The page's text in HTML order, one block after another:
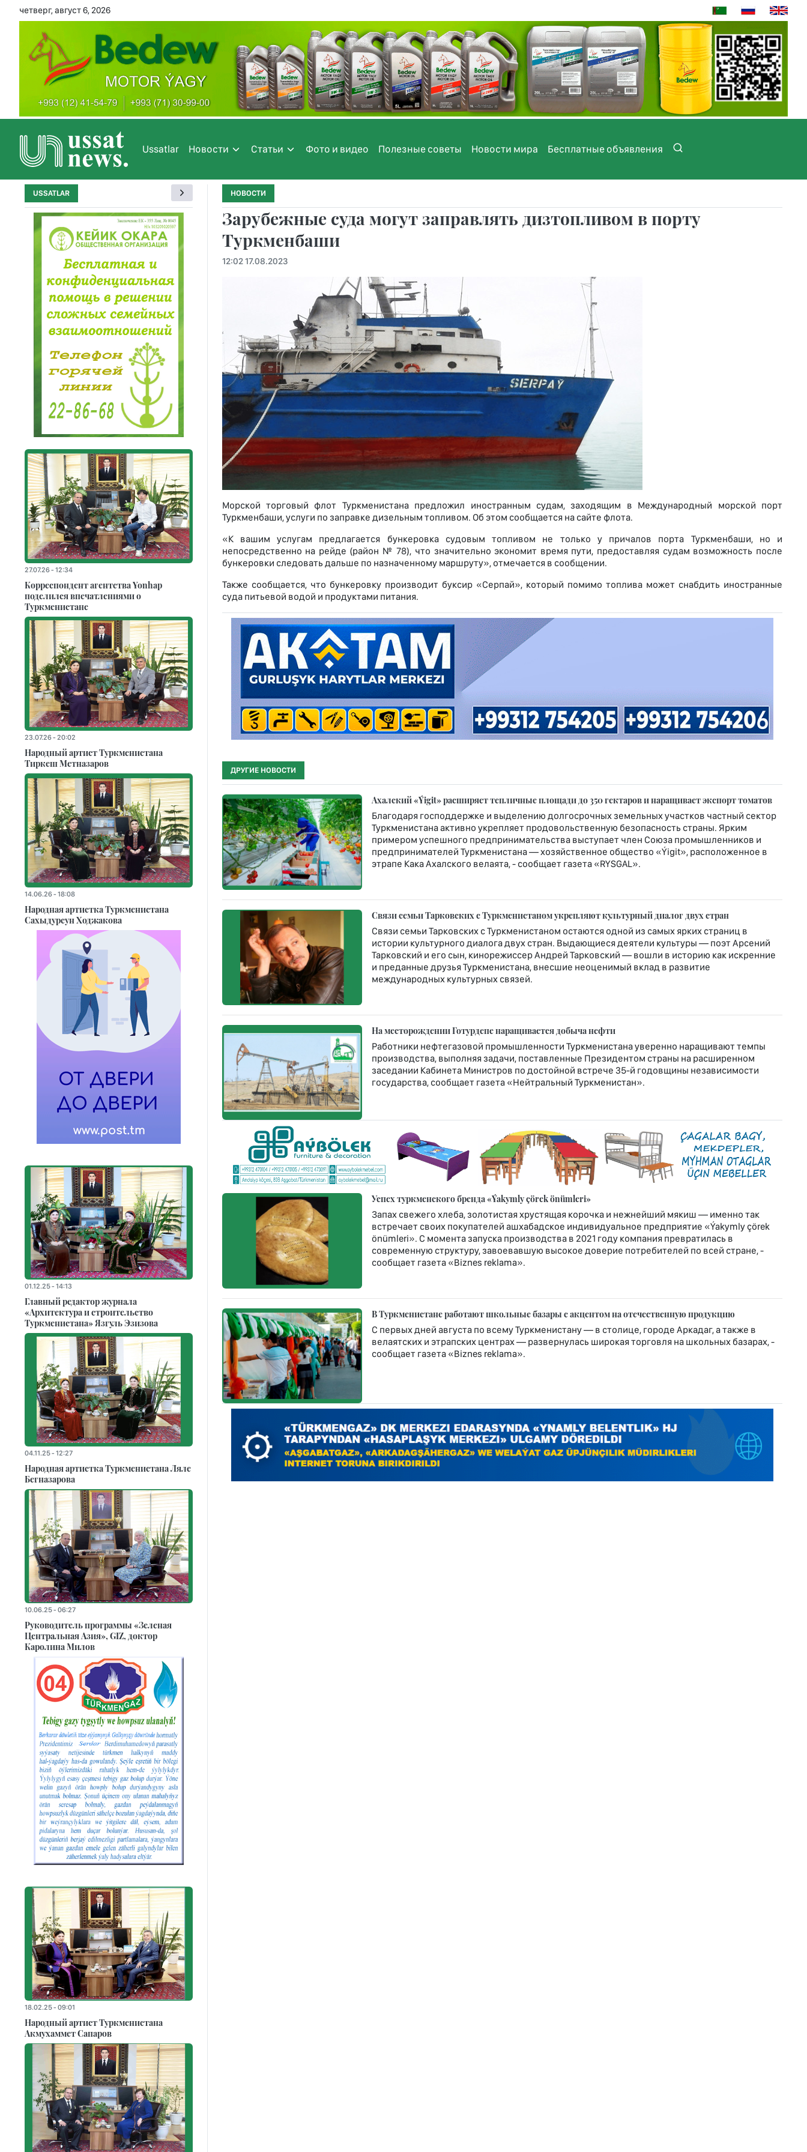
четверг, август 6, 2026
Ussatlar Новости Статьи Фото и видео Полезные советы Новости мира Бесплатные объявления
НОВОСТИ
Зарубежные суда могут заправлять дизтопливом в порту
Туркменбаши
12:02 17.08.2023
Морской торговый флот Туркменистана предложил иностранным судам, заходящим в Международный морской порт
Туркменбаши, услуги по заправке дизельным топливом. Об этом сообщается на сайте флота.
«К вашим услугам предлагается бункеровка судовым топливом не только у причалов порта Туркменбаши, но и
непосредственно на рейде (район № 78), что значительно экономит время пути, предоставляя судам возможность после
бункеровки следовать дальше по назначенному маршруту», отмечается в сообщении.
Также сообщается, что бункеровку производит буксир «Серпай», который помимо топлива может снабдить иностранные
суда питьевой водой и продуктами питания.
ДРУГИЕ НОВОСТИ
Ахалский «Ýigit» расширяет тепличные площади до 350 гектаров и наращивает экспорт томатов
Благодаря господдержке и выделению долгосрочных земельных участков частный сектор
Туркменистана активно укрепляет продовольственную безопасность страны. Ярким
примером успешного предпринимательства выступает член Союза промышленников и
предпринимателей Туркменистана — хозяйственное общество «Ýigit», расположенное в
этрапе Кака Ахалского велаята, - сообщает газета «RYSGAL».
Связи семьи Тарковских с Туркменистаном укрепляют культурный диалог двух стран
Связи семьи Тарковских с Туркменистаном остаются одной из самых ярких страниц в
истории культурного диалога двух стран. Выдающиеся деятели культуры — поэт Арсений
Тарковский и его сын, кинорежиссер Андрей Тарковский — вошли в историю как искренние
и преданные друзья Туркменистана, внесшие неоценимый вклад в развитие
международных культурных связей.
На месторождении Готурдепе наращивается добыча нефти
Работники нефтегазовой промышленности Туркменистана уверенно наращивают темпы
производства, выполняя задачи, поставленные Президентом страны на расширенном
заседании Кабинета Министров по достойной встрече 35-й годовщины независимости
государства, сообщает газета «Нейтральный Туркменистан».
Успех туркменского бренда «Ýakymly çörek önümleri»
Запах свежего хлеба, золотистая хрустящая корочка и нежнейший мякиш — именно так
встречает своих покупателей ашхабадское индивидуальное предприятие «Ýakymly çörek
önümleri». С момента запуска производства в 2021 году компания превратилась в
современную структуру, завоевавшую высокое доверие потребителей по всей стране, -
сообщает газета «Biznes reklama».
В Туркменистане работают школьные базары с акцентом на отечественную продукцию
С первых дней августа по всему Туркменистану — в столице, городе Аркадаг, а также в
велаятских и этрапских центрах — развернулась широкая торговля на школьных базарах, -
сообщает газета «Biznes reklama».
USSATLAR
27.07.26 - 12:34
Корреспондент агентства Yonhap
поделился впечатлениями о
Туркменистане
23.07.26 - 20:02
Народный артист Туркменистана
Тиркеш Мeтназаров
14.06.26 - 18:08
Народная артистка Туркменистана
Сахыдурсун Ходжакова
01.12.25 - 14:13
Главный редактор журнала
«Архитектура и строительство
Туркменистана» Язгуль Эзизова
04.11.25 - 12:27
Народная артистка Туркменистана Ляле
Бегназарова
10.06.25 - 06:27
Руководитель программы «Зеленая
Центральная Азия», GIZ, доктор
Каролина Милов
18.02.25 - 09:01
Народный артист Туркменистана
Акмухаммет Сапаров